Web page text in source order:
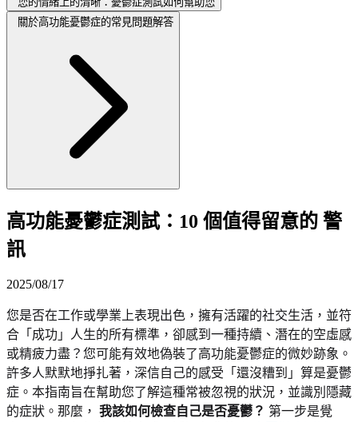
關於高功能憂鬱症的常見問題解答
高功能憂鬱症測試：10 個值得留意的 警
訊
2025/08/17
您是否在工作或學業上表現出色，擁有活躍的社交生活，並符
合「成功」人生的所有標準，卻感到一種持續、潛在的空虛感
或精疲力盡？您可能有效地偽裝了高功能憂鬱症的微妙跡象。
許多人默默地掙扎著，深信自己的感受「還沒糟到」算是憂鬱
症。本指南旨在幫助您了解這種常被忽視的狀況，並識別隱藏
的症狀。那麼， 我該如何檢查自己是否憂鬱？ 第一步是覺